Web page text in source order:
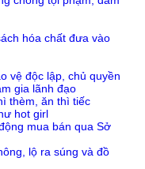
hóa chất đưa vào
vệ độc lập, chủ quyền
gia lãnh đạo
thèm, ăn thì tiếc
hot girl
mua bán qua Sở
lộ ra súng và đồ